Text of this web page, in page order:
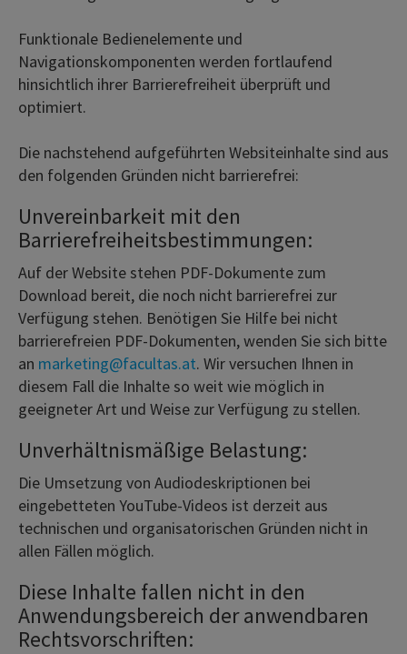
Funktionale Bedienelemente und
Navigationskomponenten werden fortlaufend
hinsichtlich ihrer Barrierefreiheit überprüft und
optimiert.
Die nachstehend aufgeführten Websiteinhalte sind aus
den folgenden Gründen nicht barrierefrei:
Unvereinbarkeit mit den
Barrierefreiheitsbestimmungen:
Auf der Website stehen PDF-Dokumente zum
Download bereit, die noch nicht barrierefrei zur
Verfügung stehen. Benötigen Sie Hilfe bei nicht
barrierefreien PDF-Dokumenten, wenden Sie sich bitte
an marketing@facultas.at. Wir versuchen Ihnen in
diesem Fall die Inhalte so weit wie möglich in
geeigneter Art und Weise zur Verfügung zu stellen.
Unverhältnismäßige Belastung:
Die Umsetzung von Audiodeskriptionen bei
eingebetteten YouTube-Videos ist derzeit aus
technischen und organisatorischen Gründen nicht in
allen Fällen möglich.
Diese Inhalte fallen nicht in den
Anwendungsbereich der anwendbaren
Rechtsvorschriften: